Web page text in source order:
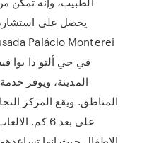
يحصل على
المدينة، ويوفر
المناطق. ويقع المركز
على بعد 6